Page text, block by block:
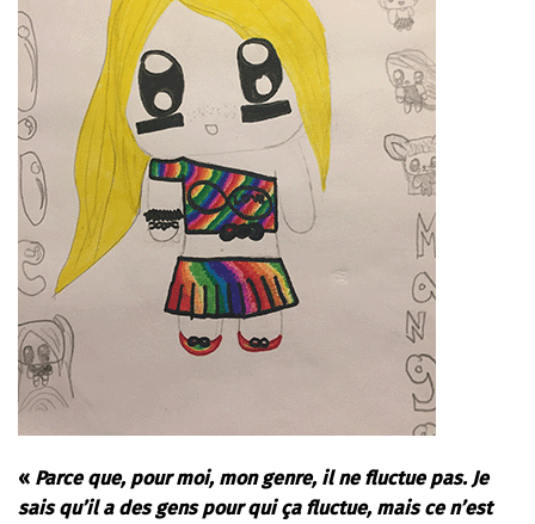
« Parce que, pour moi, mon genre, il ne fluctue pas. Je
sais qu’il a des gens pour qui ça fluctue, mais ce n’est